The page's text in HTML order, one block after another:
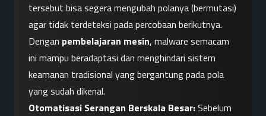
tersebut bisa segera mengubah polanya (bermutasi)
agar tidak terdeteksi pada percobaan berikutnya.
Dengan pembelajaran mesin, malware semacam
ini mampu beradaptasi dan menghindari sistem
keamanan tradisional yang bergantung pada pola
yang sudah dikenal.
Otomatisasi Serangan Berskala Besar: Sebelum